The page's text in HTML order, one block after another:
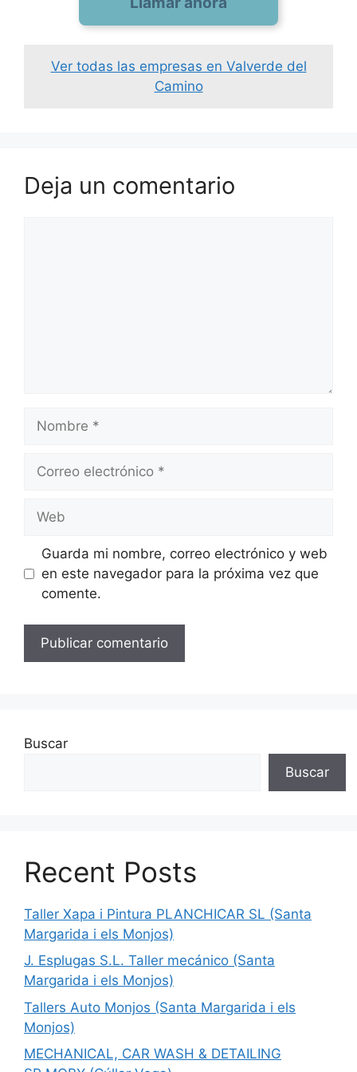
Ver todas las empresas en Valverde del
Camino
Deja un comentario
Nombre
Correo
Web
Guarda mi nombre, correo electrónico y web
en este navegador para la próxima vez que
comente.
Buscar
Buscar
Recent Posts
Taller Xapa i Pintura PLANCHICAR SL (Santa
Margarida i els Monjos)
J. Esplugas S.L. Taller mecánico (Santa
Margarida i els Monjos)
Tallers Auto Monjos (Santa Margarida i els
Monjos)
MECHANICAL, CAR WASH & DETAILING